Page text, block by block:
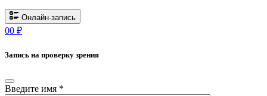
Онлайн-запись
00 ₽
Запись на проверку зрения
Введите имя *